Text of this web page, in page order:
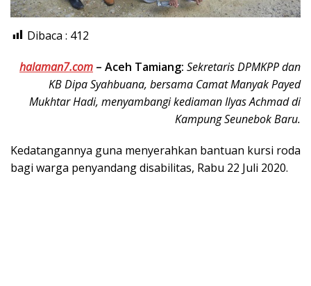
Dibaca : 412
halaman7.com – Aceh Tamiang: Sekretaris DPMKPP dan
KB Dipa Syahbuana, bersama Camat Manyak Payed
Mukhtar Hadi, menyambangi kediaman Ilyas Achmad di
Kampung Seunebok Baru.
Kedatangannya guna menyerahkan bantuan kursi roda
bagi warga penyandang disabilitas, Rabu 22 Juli 2020.